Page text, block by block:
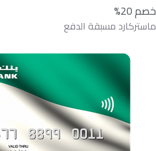
خصم 20%
ماستركارد مسبقة الدفع